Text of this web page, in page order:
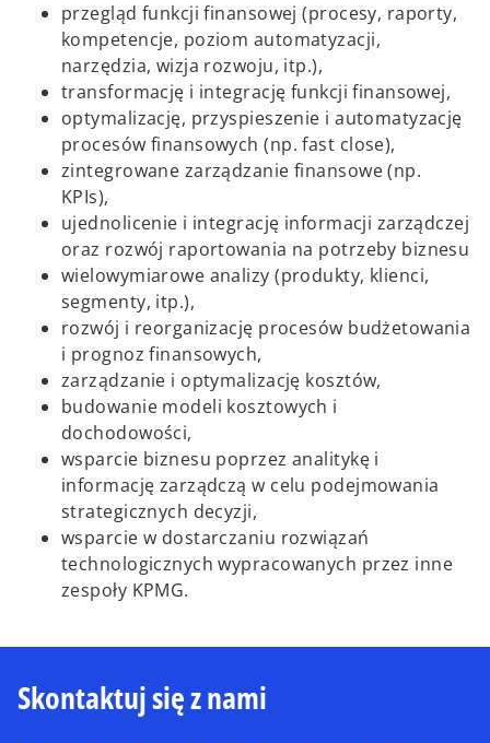
przegląd funkcji finansowej (procesy, raporty,
kompetencje, poziom automatyzacji,
narzędzia, wizja rozwoju, itp.),
transformację i integrację funkcji finansowej,
optymalizację, przyspieszenie i automatyzację
procesów finansowych (np. fast close),
zintegrowane zarządzanie finansowe (np.
KPIs),
ujednolicenie i integrację informacji zarządczej
oraz rozwój raportowania na potrzeby biznesu
wielowymiarowe analizy (produkty, klienci,
segmenty, itp.),
rozwój i reorganizację procesów budżetowania
i prognoz finansowych,
zarządzanie i optymalizację kosztów,
budowanie modeli kosztowych i
dochodowości,
wsparcie biznesu poprzez analitykę i
informację zarządczą w celu podejmowania
strategicznych decyzji,
wsparcie w dostarczaniu rozwiązań
technologicznych wypracowanych przez inne
zespoły KPMG.
Skontaktuj się z nami